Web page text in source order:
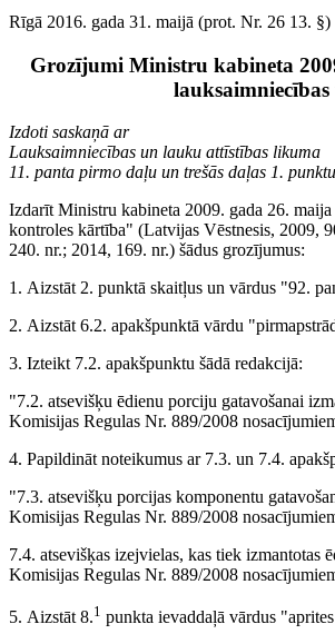
Rīgā 2016. gada 31. maijā (prot. Nr. 26 13. §)
Grozījumi Ministru kabineta
Izdoti saskaņā ar
Lauksaimniecības un lauku attīstības likuma
11. panta pirmo daļu un trešās daļas 1. punktu
Izdarīt Ministru kabineta 2009. gada 26.
kontroles kārtība" (Latvijas Vēstnesis, 2009,
240. nr.; 2014, 169. nr.) šādus grozījumus:
1. Aizstāt 2. punktā skaitļus un vārdus "92.
2. Aizstāt 6.2. apakšpunktā vārdu
3. Izteikt 7.2. apakšpunktu šādā redakcijā:
"7.2. atsevišķu ēdienu porciju gatavošanai
Komisijas Regulas Nr. 889/2008
4. Papildināt noteikumus ar 7.3. un 7.4.
"7.3. atsevišķu porcijas komponentu
Komisijas Regulas Nr. 889/2008
7.4. atsevišķas izejvielas, kas tiek izmantotas
Komisijas Regulas Nr. 889/2008
5. Aizstāt 8.1 punkta ievaddaļā vārdus